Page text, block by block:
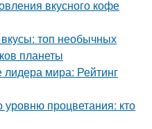
вкусного кофе
топ необычных
планеты
лидера мира: Рейтинг
процветания: кто